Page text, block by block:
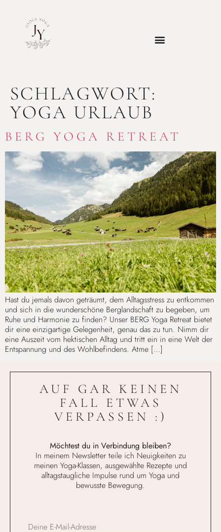
SCHLAGWORT:
YOGA URLAUB
BERG YOGA RETREAT
Hast du jemals davon geträumt, dem Alltagsstress zu entkommen
und sich in die wunderschöne Berglandschaft zu begeben, um
Ruhe und Harmonie zu finden? Unser BERG Yoga Retreat bietet
dir eine einzigartige Gelegenheit, genau das zu tun. Nimm dir
eine Auszeit vom hektischen Alltag und tritt ein in eine Welt der
Entspannung und des Wohlbefindens. Atme […]
AUF GAR KEINEN
FALL ETWAS
VERPASSEN :)
Möchtest du in Verbindung bleiben?
In meinem Newsletter teile ich Neuigkeiten zu
meinen Yoga-Klassen, ausgewählte Rezepte und
alltagstaugliche Impulse rund um Yoga und
bewusste Bewegung.